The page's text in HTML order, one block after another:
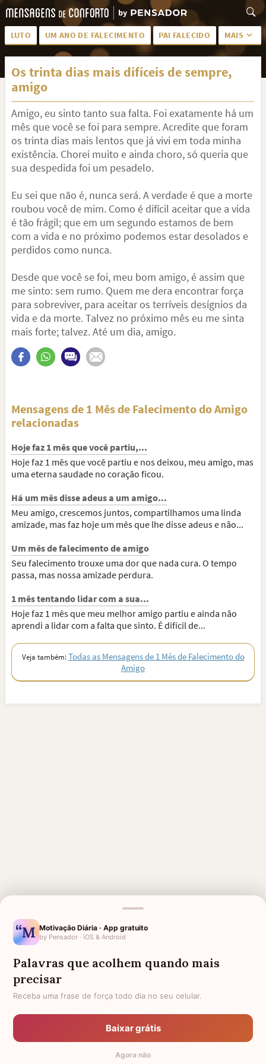
LUTO UM ANO DE FALECIMENTO PAI FALECIDO MAIS
LUTO PARA AMIGA PALAVRAS
PÊSAMES
PÊSAMES PARA AMIGA DESCANSE EM PAZ
MEUS SENTIMENTOS PÊSAMES PARA AMIGO
FRASES DE LUTO PARA AMIGO FIM DE NAMORO
TODAS AS CATEGORIAS
Os trinta dias mais difíceis de sempre,
amigo
Amigo, eu sinto tanto sua falta. Foi exatamente há um
mês que você se foi para sempre. Acredite que foram
os trinta dias mais lentos que já vivi em toda minha
existência. Chorei muito e ainda choro, só queria que
sua despedida foi um pesadelo.
Eu sei que não é, nunca será. A verdade é que a morte
roubou você de mim. Como é difícil aceitar que a vida
é tão frágil; que em um segundo estamos de bem
com a vida e no próximo podemos estar desolados e
perdidos como nunca.
Desde que você se foi, meu bom amigo, é assim que
me sinto: sem rumo. Quem me dera encontrar força
para sobreviver, para aceitar os terríveis desígnios da
vida e da morte. Talvez no próximo mês eu me sinta
mais forte; talvez. Até um dia, amigo.
Mensagens de 1 Mês de Falecimento do Amigo
relacionadas
Hoje faz 1 mês que você partiu,...
Hoje faz 1 mês que você partiu e nos deixou, meu amigo, mas
uma eterna saudade no coração ficou.
Há um mês disse adeus a um amigo...
Meu amigo, crescemos juntos, compartilhamos uma linda
amizade, mas faz hoje um mês que lhe disse adeus e não...
Um mês de falecimento de amigo
Seu falecimento trouxe uma dor que nada cura. O tempo
passa, mas nossa amizade perdura.
1 mês tentando lidar com a sua...
Hoje faz 1 mês que meu melhor amigo partiu e ainda não
aprendi a lidar com a falta que sinto. É difícil de...
Veja também:Todas as Mensagens de 1 Mês de Falecimento do
Amigo
MENSAGENS RELACIONADAS
AMIGO QUE PERDEU O PAI
FALECIMENTO
MORREU
AMIGO
MENSAGEM PARA UM AMIGO
Motivação Diária · App gratuito
by Pensador · iOS & Android
Palavras que acolhem quando mais
precisar
Receba uma frase de força todo dia no seu celular.
Baixar grátis
Agora não